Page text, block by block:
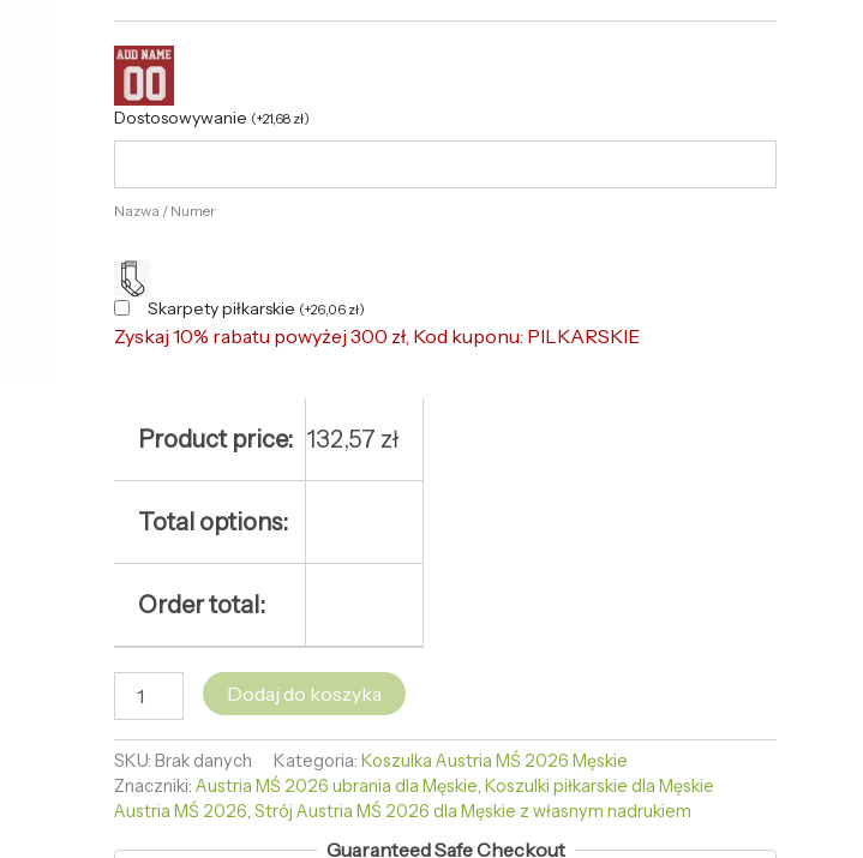
Dostosowywanie (+21,68 zł)
Nazwa / Numer
Skarpety piłkarskie (+26,06 zł)
Zyskaj 10% rabatu powyżej 300 zł, Kod kuponu: PILKARSKIE
Product price: 132,57 zł
Total options:
Order total:
Dodaj do koszyka
SKU: Brak danych Kategoria: Koszulka Austria MŚ 2026 Męskie
Znaczniki: Austria MŚ 2026 ubrania dla Męskie, Koszulki piłkarskie dla Męskie
Austria MŚ 2026, Strój Austria MŚ 2026 dla Męskie z własnym nadrukiem
Guaranteed Safe Checkout